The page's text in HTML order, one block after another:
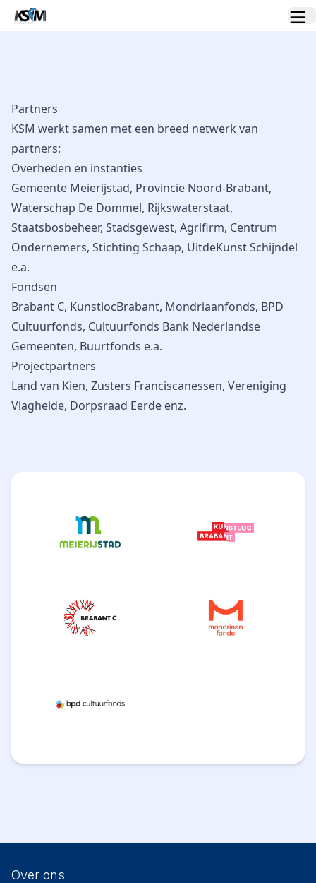
Partners
KSM werkt samen met een breed netwerk van
partners:
Overheden en instanties
Gemeente Meierijstad, Provincie Noord-Brabant,
Waterschap De Dommel, Rijkswaterstaat,
Staatsbosbeheer, Stadsgewest, Agrifirm, Centrum
Ondernemers, Stichting Schaap, UitdeKunst Schijndel
e.a.
Fondsen
Brabant C, KunstlocBrabant, Mondriaanfonds, BPD
Cultuurfonds, Cultuurfonds Bank Nederlandse
Gemeenten, Buurtfonds e.a.
Projectpartners
Land van Kien, Zusters Franciscanessen, Vereniging
Vlagheide, Dorpsraad Eerde enz.
Over ons